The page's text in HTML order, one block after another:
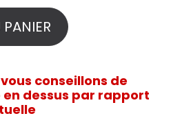
vous conseillons de
dessus par rapport